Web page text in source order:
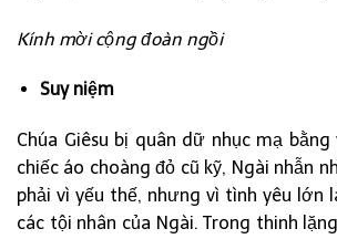
Kính mời cộng đoàn ngồi
Suy niệm
Chúa Giêsu bị quân dữ nhục mạ
chiếc áo choàng đỏ cũ kỹ, Ngài nhẫn
phải vì yếu thế, nhưng vì tình yêu lớn
các tội nhân của Ngài. Trong thinh